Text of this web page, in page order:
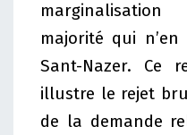
majorité qui
Sant-Nazer. Ce
illustre le rejet
de la demande